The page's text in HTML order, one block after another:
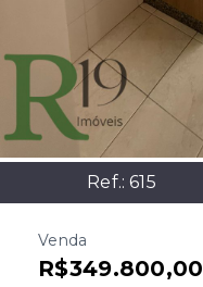
Ref.:615
Venda
R$349.800,00